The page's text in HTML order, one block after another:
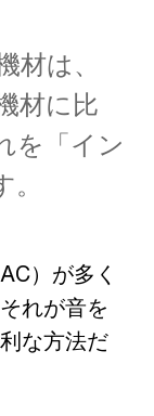
は、
材に比
を「イン
）が多く
れが音を
な方法だ